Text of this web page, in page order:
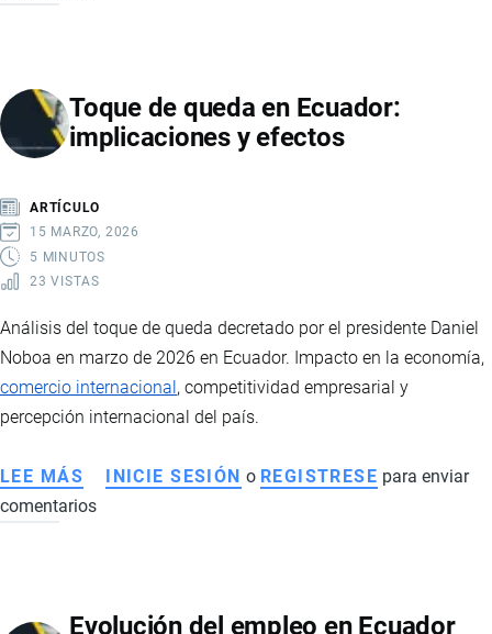
LA
MUERTE
MENCHO
Y
LA
DEL
TRANSNACIONAL
Toque de queda en Ecuador:
implicaciones y efectos
ARTÍCULO
15 MARZO, 2026
5 MINUTOS
23 VISTAS
Análisis del toque de queda decretado por el presidente Daniel
Noboa en marzo de 2026 en Ecuador. Impacto en la economía,
comercio internacional , competitividad empresarial y
percepción internacional del país.
LEE MÁS SOBRE
TOQUE
ECUADOR:
INICIE SESIÓN o REGISTRESE para enviar
comentarios
Evolución del empleo en Ecuador